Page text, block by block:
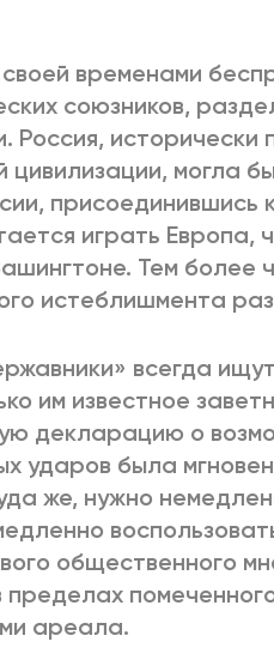
временами
союзников,
Россия,
цивилизации, могла
играть Европа,
Тем более
истеблишмента
всегда
им известное
декларацию о
ударов была
же, нужно
общественного
пределах
ареала.